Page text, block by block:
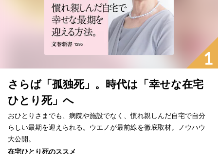
1
さらば「孤独死」。時代は「幸せな在宅
ひとり死」へ
おひとりさまでも、病院や施設でなく、慣れ親しんだ自宅で自分
らしい最期を迎えられる。ウエノが最前線を徹底取材。ノウハウ
大公開。
在宅ひとり死のススメ